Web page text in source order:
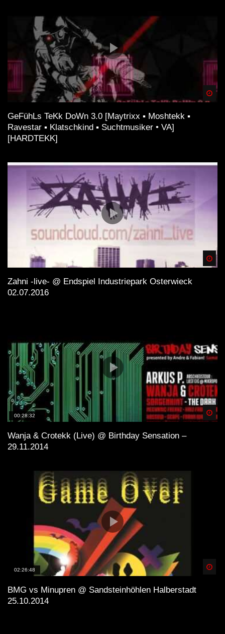
GeFühLs TeKk DoWn 3.0 [Maytrixx ▪ Moshtekk ▪
Ravestar ▪ Klatschkind ▪ Suchtmusiker • VA]
[HARDTEKK]
Zahni -live- @ Endspiel Industriepark Osterwieck
02.07.2016
00:28:32
Wanja & Crotekk (Live) @ Birthday Sensation –
29.11.2014
02:26:48
BMG vs Minupren @ Sandsteinhöhlen Halberstadt
25.10.2014